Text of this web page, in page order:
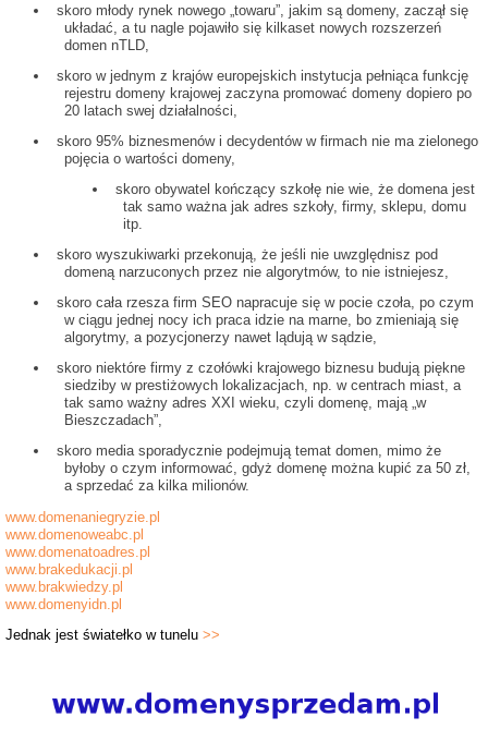
skoro młody rynek nowego „towaru”, jakim są domeny, zaczął się
układać, a tu nagle pojawiło się kilkaset nowych rozszerzeń
domen nTLD,
skoro w jednym z krajów europejskich instytucja pełniąca funkcję
rejestru domeny krajowej zaczyna promować domeny dopiero po
20 latach swej działalności,
skoro 95% biznesmenów i decydentów w firmach nie ma zielonego
pojęcia o wartości domeny,
skoro obywatel kończący szkołę nie wie, że domena jest
tak samo ważna jak adres szkoły, firmy, sklepu, domu
itp.
skoro wyszukiwarki przekonują, że jeśli nie uwzględnisz pod
domeną narzuconych przez nie algorytmów, to nie istniejesz,
skoro cała rzesza firm SEO napracuje się w pocie czoła, po czym
w ciągu jednej nocy ich praca idzie na marne, bo zmieniają się
algorytmy, a pozycjonerzy nawet lądują w sądzie,
skoro niektóre firmy z czołówki krajowego biznesu budują piękne
siedziby w prestiżowych lokalizacjach, np. w centrach miast, a
tak samo ważny adres XXI wieku, czyli domenę, mają „w
Bieszczadach”,
skoro media sporadycznie podejmują temat domen, mimo że
byłoby o czym informować, gdyż domenę można kupić za 50 zł,
a sprzedać za kilka milionów.
www.domenaniegryzie.pl
www.domenoweabc.pl
www.domenatoadres.pl
www.brakedukacji.pl
www.brakwiedzy.pl
www.domenyidn.pl
Jednak jest światełko w tunelu>>